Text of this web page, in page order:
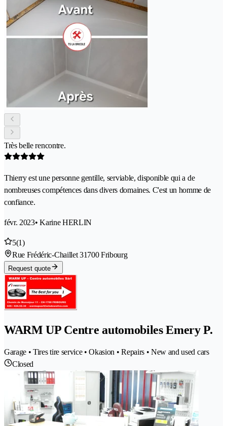
Très belle rencontre.
Thierry est une personne gentille, serviable, disponible qui a de
nombreuses compétences dans divers domaines. C'est un homme de
confiance.
févr. 2023• Karine HERLIN
5(1)
Rue Frédéric-Chaillet 31700 Fribourg
Request quote
WARM UP Centre automobiles Emery P.
Garage • Tires tire service • Okasion • Repairs • New and used cars
Closed